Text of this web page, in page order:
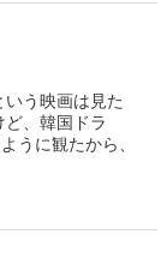
う映画は見た
、韓国ドラ
うに観たから、